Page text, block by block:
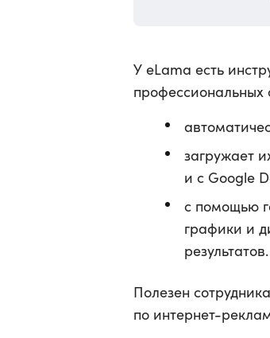
У eLama есть
профессиональных
загружает
и с Google
с помощью
графики и
результатов.
Полезен
по интернет-